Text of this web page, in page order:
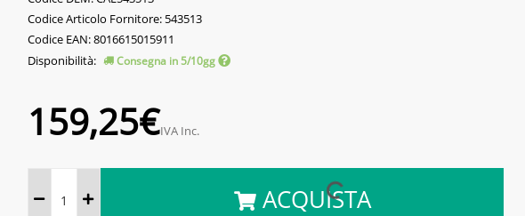
Codice Articolo Fornitore: 543513
Codice EAN: 8016615015911
Disponibilità:
Consegna in 5/10gg
159,25€IVA Inc.
ACQUISTA